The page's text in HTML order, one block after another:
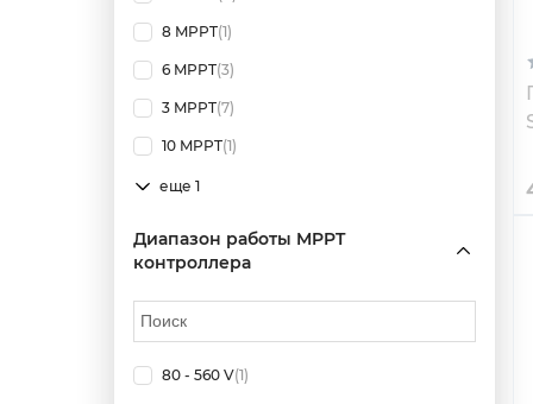
8 MPPT(1)
6 MPPT(3)
3 MPPT(7)
10 MPPT(1)
еще 1
Диапазон работы MPPT
контроллера
80 - 560 V(1)